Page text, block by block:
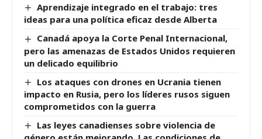
Aprendizaje integrado en el trabajo: tres
ideas para una política eficaz desde Alberta
Canadá apoya la Corte Penal Internacional,
pero las amenazas de Estados Unidos requieren
un delicado equilibrio
Los ataques con drones en Ucrania tienen
impacto en Rusia, pero los líderes rusos siguen
comprometidos con la guerra
Las leyes canadienses sobre violencia de